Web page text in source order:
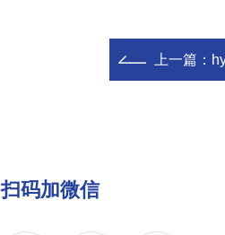
上一篇：
扫码加微信